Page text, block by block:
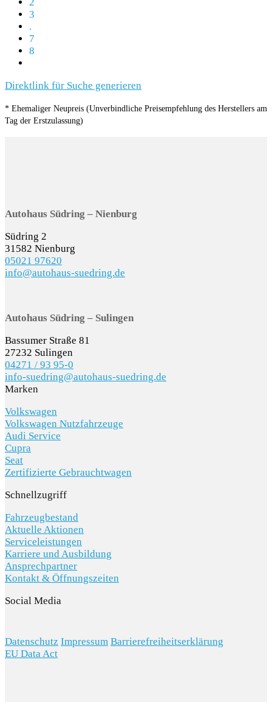
3
.
7
8
Direktlink für Suche generieren
* Ehemaliger Neupreis (Unverbindliche Preisempfehlung des Herstellers am
Tag der Erstzulassung)
Autohaus Südring – Nienburg
Südring 2
31582 Nienburg
05021 97620
info@autohaus-suedring.de
Autohaus Südring – Sulingen
Bassumer Straße 81
27232 Sulingen
04271 / 93 95-0
info-suedring@autohaus-suedring.de
Marken
Volkswagen
Volkswagen Nutzfahrzeuge
Audi Service
Cupra
Seat
Zertifizierte Gebrauchtwagen
Schnellzugriff
Fahrzeugbestand
Aktuelle Aktionen
Serviceleistungen
Karriere und Ausbildung
Ansprechpartner
Kontakt & Öffnungszeiten
Social Media
Datenschutz Impressum Barrierefreiheitserklärung
EU Data Act